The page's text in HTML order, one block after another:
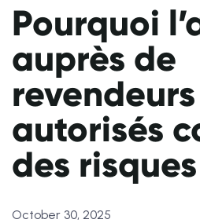
Pourquoi
auprès de
autorisés
des risques
October 30, 2025